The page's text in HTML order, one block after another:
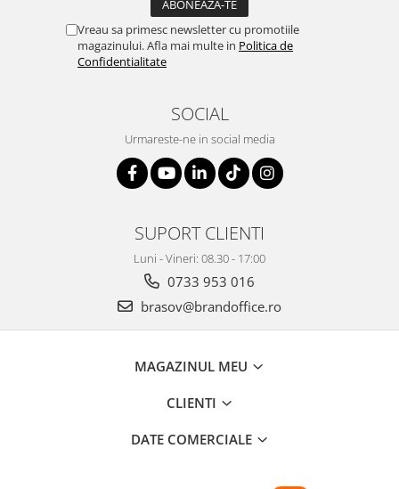
Vreau sa primesc newsletter cu promotiile
magazinului. Afla mai multe in Politica de
Confidentialitate
SOCIAL
Urmareste-ne in social media
SUPORT CLIENTI
Luni - Vineri: 08.30 - 17:00
0733 953 016
brasov@brandoffice.ro
MAGAZINUL MEU
CLIENTI
DATE COMERCIALE